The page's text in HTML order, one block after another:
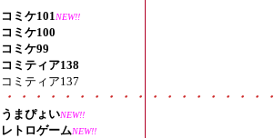
コミケ101 NEW!!
コミケ100
コミケ99
コミティア138
コミティア137
・・・・・・・・・・・・・・・・・・・
うまぴょいNEW!!
レトロゲームNEW!!